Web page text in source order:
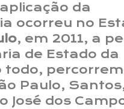
da
ocorreu no
, em 2011, a
de Estado da
todo,
Paulo,
José dos